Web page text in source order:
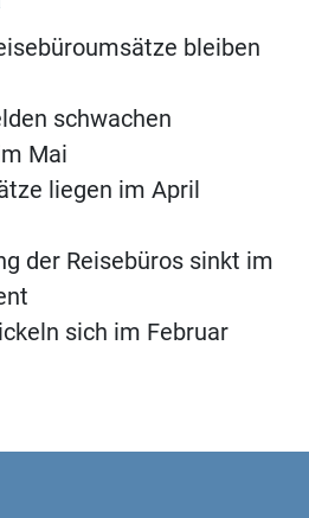
bleiben
schwachen
Mai
liegen im April
der Reisebüros sinkt im
sich im Februar